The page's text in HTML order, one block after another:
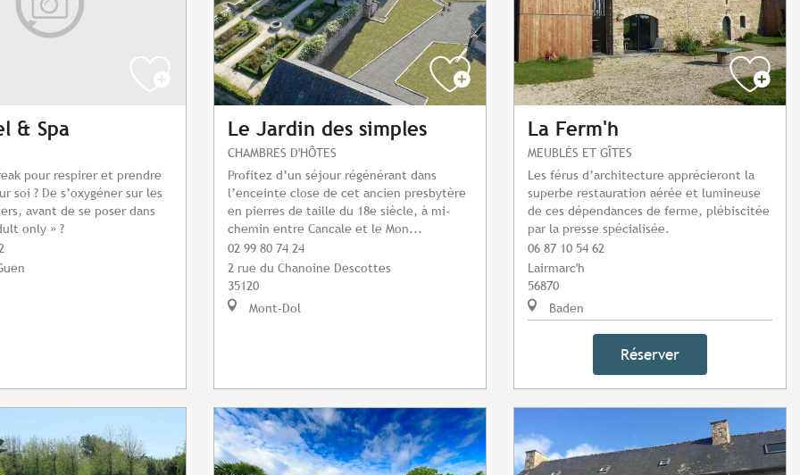
& Spa
pour respirer et prendre
soi ? De s’oxygéner sur les
avant de se poser dans
only » ?
Le Jardin des simples
CHAMBRES D'HÔTES
Profitez d’un séjour régénérant dans
l’enceinte close de cet ancien presbytère
en pierres de taille du 18e siècle, à mi-
chemin entre Cancale et le Mon...
02 99 80 74 24
2 rue du Chanoine Descottes
35120
Mont-Dol
La Ferm'h
MEUBLÉS ET GÎTES
Les férus d’architecture apprécieront la
superbe restauration aérée et lumineuse
de ces dépendances de ferme, plébiscitée
par la presse spécialisée.
06 87 10 54 62
Lairmarc'h
56870
Baden
Réserver